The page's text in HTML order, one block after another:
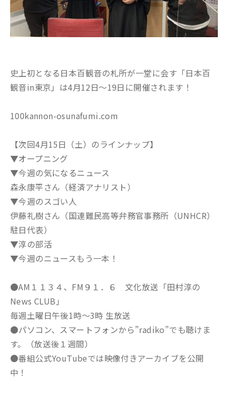
史上初となる日本百観音の札所が一堂に会す「日本百
観音in東京」は4月12日〜19日に開催されます！
100kannon-osunafumi.com
【次回4月15日（土）のラインナップ】
▼オープニング
▼今週の気になるニュース
森永康平さん（経済アナリスト）
▼今週のスゴい人
伊藤礼樹さん（国連難民高等弁務官事務所（UNHCR）
駐日代表）
▼淳の部活
▼今週のニュースもう一本！
●AM１１３４、FM９１．６ 文化放送「田村淳の
News CLUB」
毎週土曜日午後1時～3時 生放送
●パソコン、スマートフォンから”radiko”でも聴けま
す。（放送後１週間）
●番組公式YouTubeでは映像付きアーカイブを公開
中！